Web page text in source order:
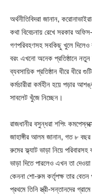
অর্থনীতিবিদরা জানান,
কথা বিবেচনায় রেখে সরকার
গণপরিবহণসহ সবকিছু খুলে দিলেও
বরং এখনো অনেক প্রতিষ্ঠানে নতুন
ব্যবসায়িক প্রতিষ্ঠান ধীরে ধীরে
কর্মচারীরা কর্মহীন হয়ে পড়ার
সাবলেট খুঁজে নিচ্ছেন।
রাজধানীর বসুন্ধরা শপিং
জাহাঙ্গীর আলম জানান, গত ৮ বছর
রুমের ফ্ল্যাট ভাড়া নিয়ে
ভাড়া দিতে পারলেও এখন তা
কেননা শো-রুম কর্তৃপক্ষ তার
প্রথমে তিনি স্ত্রী-সন্তানদের